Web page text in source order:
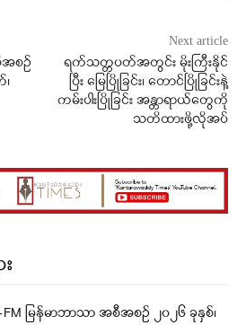
အစဉ်
Next article
ရက်သတ္တပတ်အတွင်း မိုးကြီးနိုင်
ပြီး မြေပြိုခြင်း၊ တောင်ပြိုခြင်းနဲ့
ကမ်းပါးပြိုခြင်း အန္တာရာယ်တွေကို
သတိထားဖို့လိုအပ်
FM မြန်မာဘာသာ အစီအစဉ် ၂၀၂၆ ခုနှစ်၊